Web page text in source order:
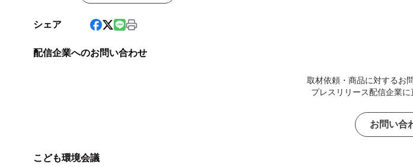
シェア
配信企業へのお問い合わせ
取材依頼・商品に対するお
プレスリリース配信企業に
お問い合
こども環境会議